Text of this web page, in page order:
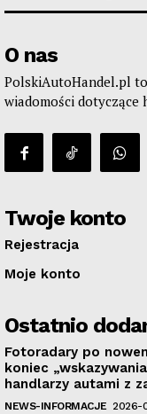
O nas
PolskiAutoHandel.pl
wiadomości dotyczące
Twoje konto
Rejestracja
Moje konto
Ostatnio
Fotoradary po
koniec
handlarzy autami z
NEWS-INFORMACJE 2026-